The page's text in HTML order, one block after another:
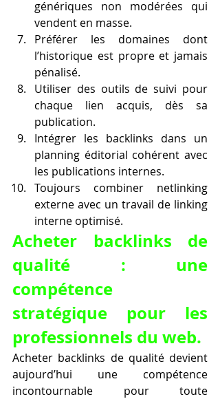
génériques non modérées qui
vendent en masse.
Préférer les domaines dont
l’historique est propre et jamais
pénalisé.
Utiliser des outils de suivi pour
chaque lien acquis, dès sa
publication.
Intégrer les backlinks dans un
planning éditorial cohérent avec
les publications internes.
Toujours combiner netlinking
externe avec un travail de linking
interne optimisé.
Acheter backlinks de
qualité : une
compétence
stratégique pour les
professionnels du web.
Acheter backlinks de qualité devient
aujourd’hui une compétence
incontournable pour toute